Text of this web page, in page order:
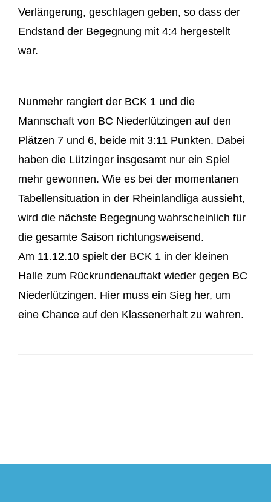
Verlängerung, geschlagen geben, so dass der
Endstand der Begegnung mit 4:4 hergestellt
war.
Nunmehr rangiert der BCK 1 und die
Mannschaft von BC Niederlützingen auf den
Plätzen 7 und 6, beide mit 3:11 Punkten. Dabei
haben die Lützinger insgesamt nur ein Spiel
mehr gewonnen. Wie es bei der momentanen
Tabellensituation in der Rheinlandliga aussieht,
wird die nächste Begegnung wahrscheinlich für
die gesamte Saison richtungsweisend.
Am 11.12.10 spielt der BCK 1 in der kleinen
Halle zum Rückrundenauftakt wieder gegen BC
Niederlützingen. Hier muss ein Sieg her, um
eine Chance auf den Klassenerhalt zu wahren.